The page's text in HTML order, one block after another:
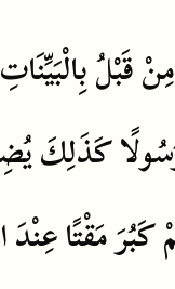
مِنْقَبْلُبِالْبَيِّنَاتِ
كَذَلِكَ
كَبُرَمَقْتًاعِنْدَ